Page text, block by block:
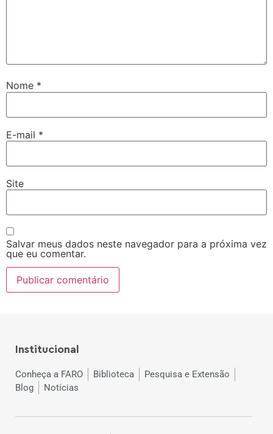
Nome *
E-mail *
Site
Salvar meus dados neste navegador para a próxima vez
que eu comentar.
Institucional
Conheça a FARO Biblioteca
Pesquisa e Extensão
Blog
Notícias